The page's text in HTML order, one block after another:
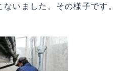
いました。その様子です。